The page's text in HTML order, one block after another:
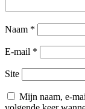
Naam *
E-mail *
Site
Mijn naam, e-